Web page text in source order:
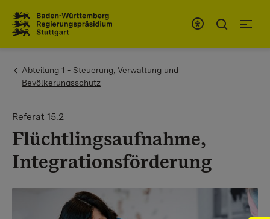
You are here:
Abteilung 1 - Steuerung, Verwaltung und
Bevölkerungsschutz
Referat 15.2
Flüchtlingsaufnahme,
Integrationsförderung